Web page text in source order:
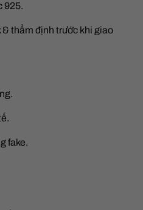
925.
thẩm định trước khi giao
fake.